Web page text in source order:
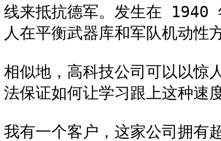
线来抵抗德军。发生在 1940
人在平衡武器库和军队机动性
相似地，高科技公司可以以惊
法保证如何让学习跟上这种速
我有一个客户，这家公司拥